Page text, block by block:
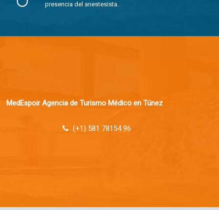
presencia del anestesista.
MedEspoir Agencia de Turismo Médico en Túnez
(+1) 581 78154 96